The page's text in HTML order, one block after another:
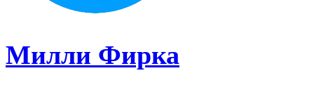
Милли Фирка